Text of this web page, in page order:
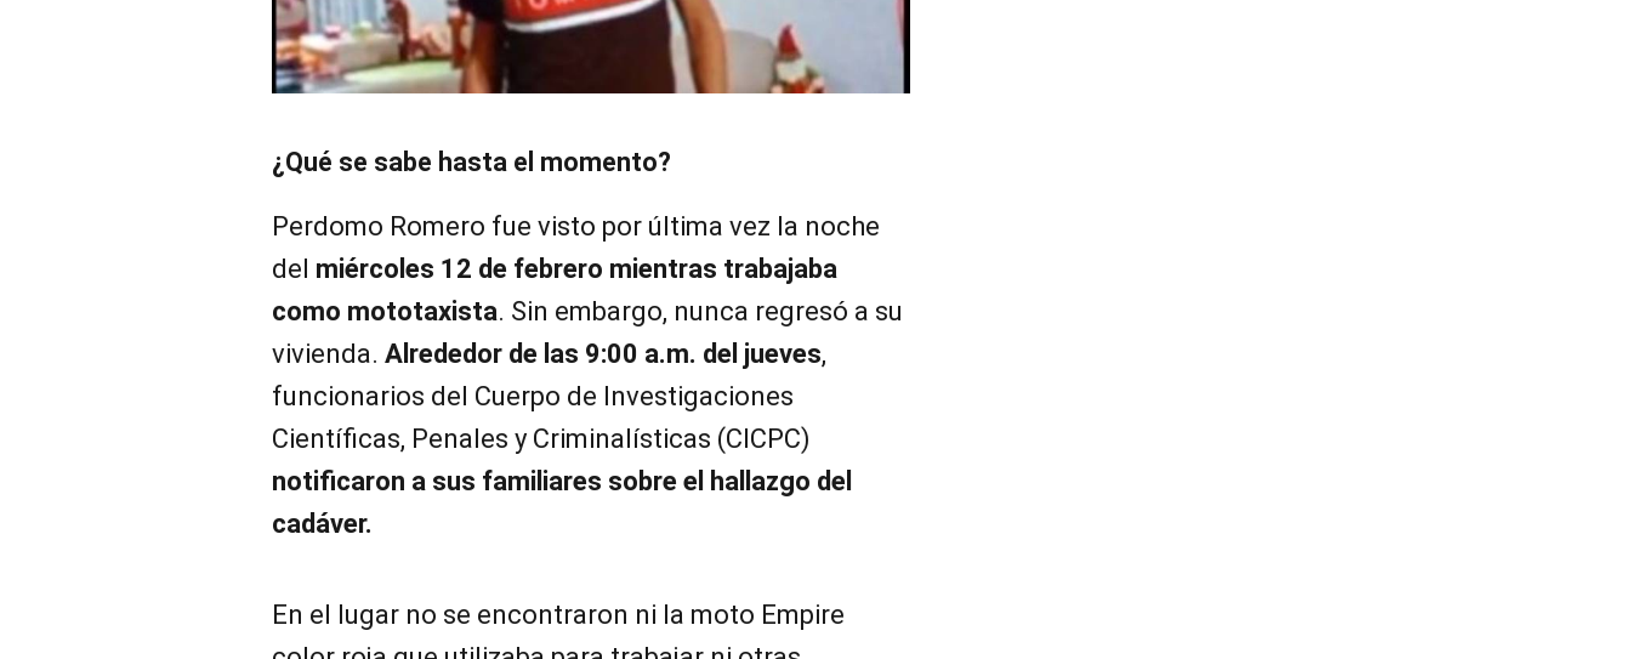
¿Qué se sabe hasta el momento?
Perdomo Romero fue visto por última vez la noche
del miércoles 12 de febrero mientras trabajaba
como mototaxista. Sin embargo, nunca regresó a su
vivienda. Alrededor de las 9:00 a.m. del jueves,
funcionarios del Cuerpo de Investigaciones
Científicas, Penales y Criminalísticas (CICPC)
notificaron a sus familiares sobre el hallazgo del
cadáver.
En el lugar no se encontraron ni la moto Empire